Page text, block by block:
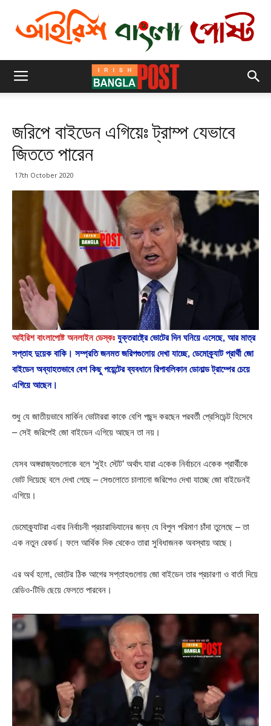
জরিপে বাইডেন এগিয়েঃ ট্রাম্প যেভাবে
জিততে পারেন
17th October 2020
আইরিশ বাংলাপোষ্ট অনলাইন ডেস্কঃ যুক্তরাষ্ট্রে ভোটের দিন ঘনিয়ে এসেছে, আর মাত্র
সপ্তাহ দুয়েক বাকি। সম্প্রতি জনমত জরিপগুলোয় দেখা যাচ্ছে, ডেমোক্র্যাট প্রার্থী জো
বাইডেন অব্যাহতভাবে বেশ কিছু পয়েন্টের ব্যবধানে রিপাবলিকান ডোনাল্ড ট্রাম্পের চেয়ে
এগিয়ে আছেন।
শুধু যে জাতীয়ভাবে মার্কিন ভোটাররা কাকে বেশি পছন্দ করছেন পরবর্তী প্রেসিডেন্ট হিসেবে
– সেই জরিপেই জো বাইডেন এগিয়ে আছেন তা নয়।
যেসব অঙ্গরাজ্যগুলোকে বলে ‘সুইং স্টেট’ অর্থাৎ যারা একেক নির্বাচনে একেক প্রার্থীকে
ভোট দিয়েছে বলে দেখা গেছে – সেগুলোতে চালানো জরিপেও দেখা যাচ্ছে জো বাইডেনই
এগিয়ে।
ডেমোক্র্যাটরা এবার নির্বাচনী প্রচারাভিযানের জন্য যে বিপুল পরিমাণ চাঁদা তুলেছে – তা
এক নতুন রেকর্ড। ফলে আর্থিক দিক থেকেও তারা সুবিধাজনক অবস্থায় আছে।
এর অর্থ হলো, ভোটের ঠিক আগের সপ্তাহগুলোয় জো বাইডেন তার প্রচারণা ও বার্তা দিয়ে
রেডিও-টিভি ছেয়ে ফেলতে পারবেন।